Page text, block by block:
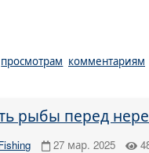
просмотрам комментариям
рыбы перед
27 мар. 2025